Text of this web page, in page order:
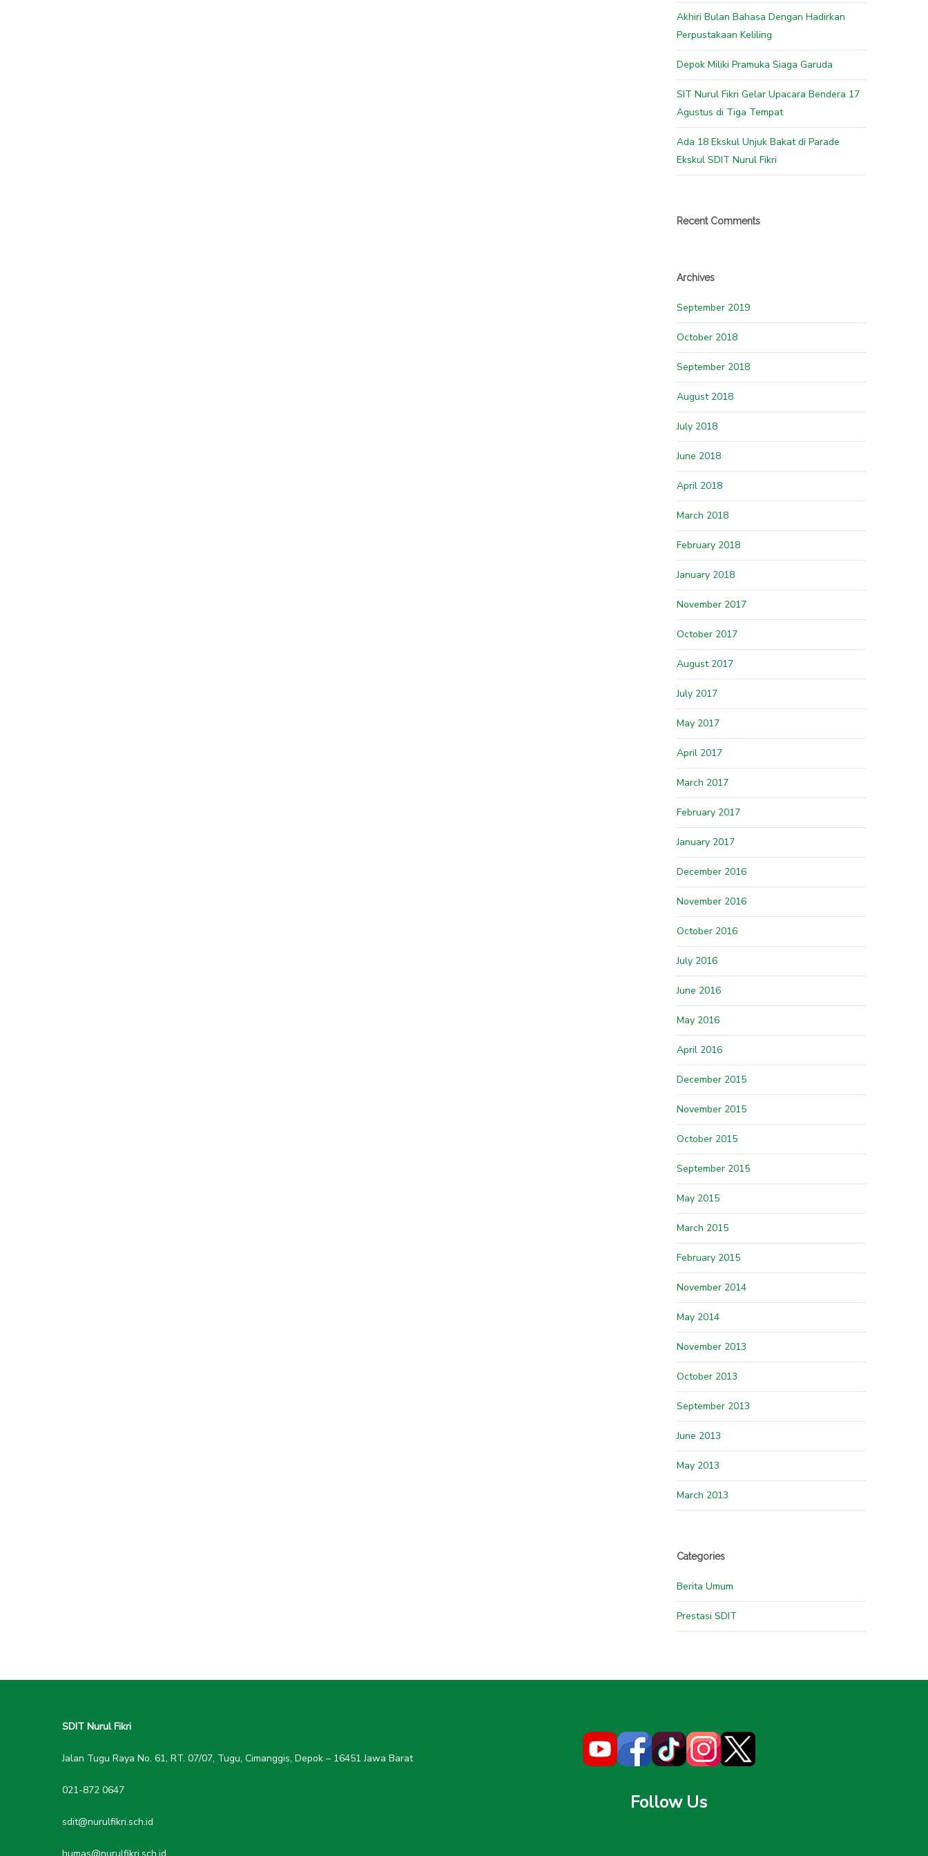
Akhiri Bulan Bahasa Dengan Hadirkan
Perpustakaan Keliling
Depok Miliki Pramuka Siaga Garuda
SIT Nurul Fikri Gelar Upacara Bendera 17
Agustus di Tiga Tempat
Ada 18 Ekskul Unjuk Bakat di Parade
Ekskul SDIT Nurul Fikri
Recent Comments
Archives
September 2019
October 2018
September 2018
August 2018
July 2018
June 2018
April 2018
March 2018
February 2018
January 2018
November 2017
October 2017
August 2017
July 2017
May 2017
April 2017
March 2017
February 2017
January 2017
December 2016
November 2016
October 2016
July 2016
June 2016
May 2016
April 2016
December 2015
November 2015
October 2015
September 2015
May 2015
March 2015
February 2015
November 2014
May 2014
November 2013
October 2013
September 2013
June 2013
May 2013
March 2013
Categories
Berita Umum
Prestasi SDIT
SDIT Nurul Fikri
Jalan Tugu Raya No. 61, RT. 07/07, Tugu, Cimanggis, Depok – 16451 Jawa Barat
021-872 0647
sdit@nurulfikri.sch.id
Follow Us